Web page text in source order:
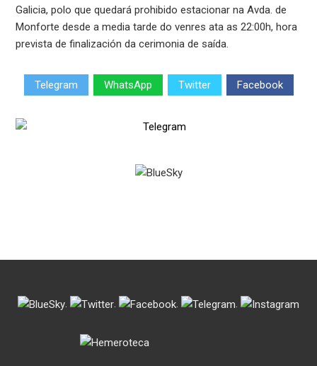
Galicia, polo que quedará prohibido estacionar na Avda. de
Monforte desde a media tarde do venres ata as 22:00h, hora
prevista de finalización da cerimonia de saída.
Telegram WhatsApp Twitter Facebook
. . . .